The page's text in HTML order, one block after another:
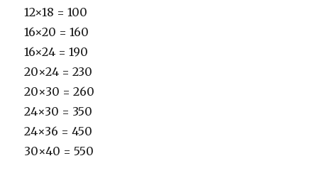
12×18 = 100
16×20 = 160
16×24 = 190
20×24 = 230
20×30 = 260
24×30 = 350
24×36 = 450
30×40 = 550